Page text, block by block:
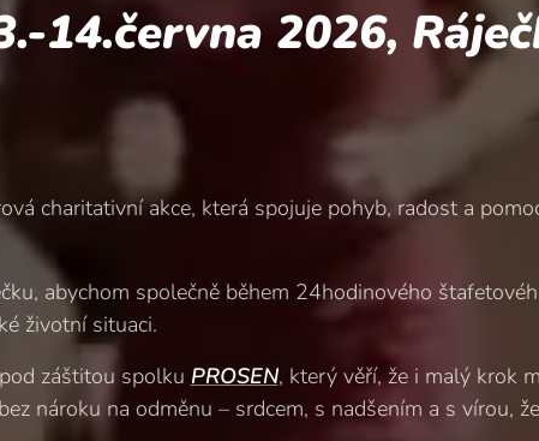
2026,
charitativní akce, která spojuje pohyb, radost a
abychom společně během 24hodinového
životní situaci.
záštitou spolku PROSEN, který věří, že i malý krok
nároku na odměnu – srdcem, s nadšením a s vírou,